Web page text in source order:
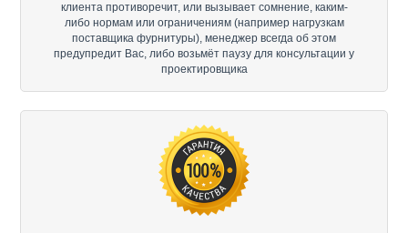
клиента противоречит, или вызывает сомнение, каким-
либо нормам или ограничениям (например нагрузкам
поставщика фурнитуры), менеджер всегда об этом
предупредит Вас, либо возьмёт паузу для консультации у
проектировщика